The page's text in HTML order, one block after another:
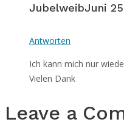
JubelweibJuni
Antworten
Ich kann mich nur
Vielen Dank
Leave a